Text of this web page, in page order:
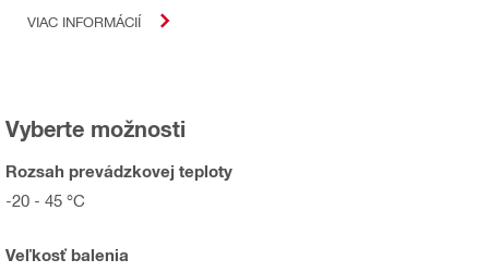
VIAC INFORMÁCIÍ
Vyberte možnosti
Rozsah prevádzkovej teploty
-20 - 45 °C
Veľkosť balenia